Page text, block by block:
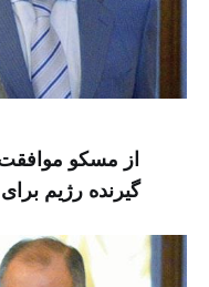
از مسکو
گیرنده رژیم